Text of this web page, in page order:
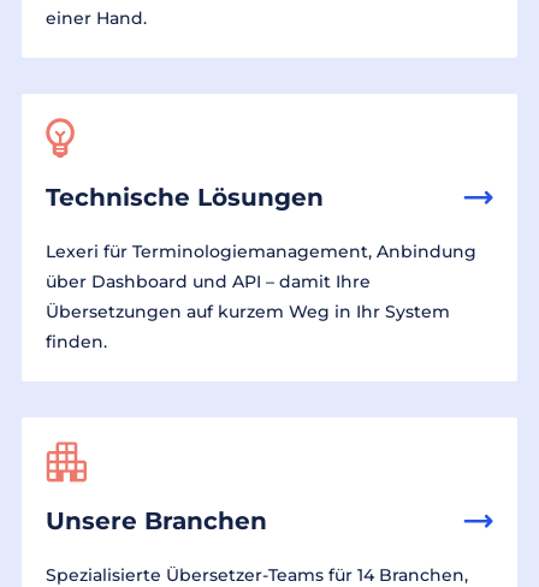
einer Hand.
Technische Lösungen
Lexeri für Terminologiemanagement, Anbindung
über Dashboard und API – damit Ihre
Übersetzungen auf kurzem Weg in Ihr System
finden.
Unsere Branchen
Spezialisierte Übersetzer-Teams für 14 Branchen,